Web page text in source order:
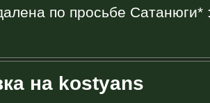
по просьбе Сатанюги*
на kostyans